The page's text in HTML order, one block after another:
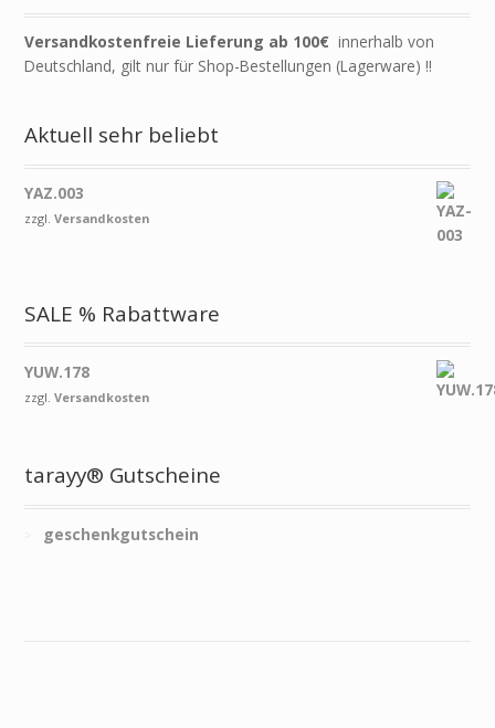
Versandkostenfreie Lieferung ab 100€ innerhalb von
Deutschland, gilt nur für Shop-Bestellungen (Lagerware) !!
Aktuell sehr beliebt
YAZ.003
zzgl.Versandkosten
SALE % Rabattware
YUW.178
zzgl.Versandkosten
tarayy® Gutscheine
geschenkgutschein